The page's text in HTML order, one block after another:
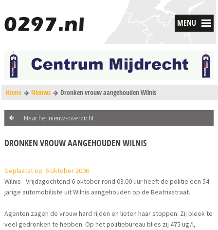
MENU
Home Nieuws Dronken vrouw aangehouden Wilnis
Naar het nieuwsoverzicht
DRONKEN VROUW AANGEHOUDEN WILNIS
Geplaatst op: 6 oktober 2006
Wilnis - Vrijdagochtend 6 oktober rond 03.00 uur heeft de politie een 54-
jarige automobiliste uit Wilnis aangehouden op de Beatrixstraat.
Agenten zagen de vrouw hard rijden en lieten haar stoppen. Zij bleek te
veel gedronken te hebben. Op het politiebureau blies zij 475 ug/l,